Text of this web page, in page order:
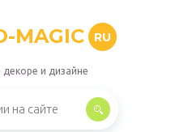
MAGIC RU
и дизайне